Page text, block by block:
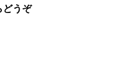
どうぞ